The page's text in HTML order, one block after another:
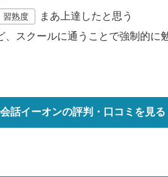
習熟度
まあ上達したと思う
スクールに通うことで強制的に
話イーオンの評判・口コミを見る